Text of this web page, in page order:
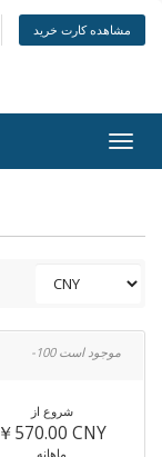
مشاهده کارت خرید
-100 موجود است
شروع از
￥570.00 CNY
ماهانه